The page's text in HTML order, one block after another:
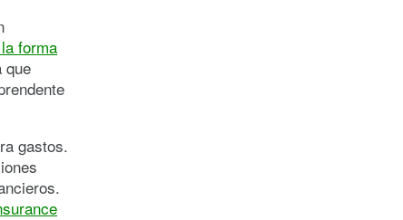
forma
que
gastos.